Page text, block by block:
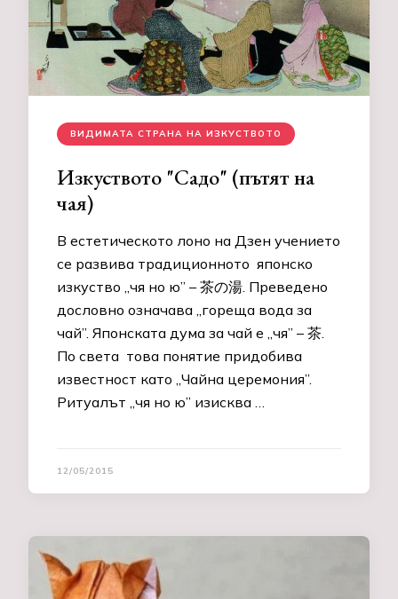
ВИДИМАТА СТРАНА НА ИЗКУСТВОТО
Изкуството "Садо" (пътят на
чая)
В естетическото лоно на Дзен учението
се развива традиционното японско
изкуство „чя но ю” – 茶の湯. Преведено
дословно означава „гореща вода за
чай”. Японската дума за чай е „чя” – 茶.
По света това понятие придобива
известност като „Чайна церемония”.
Ритуалът „чя но ю” изисква …
12/05/2015